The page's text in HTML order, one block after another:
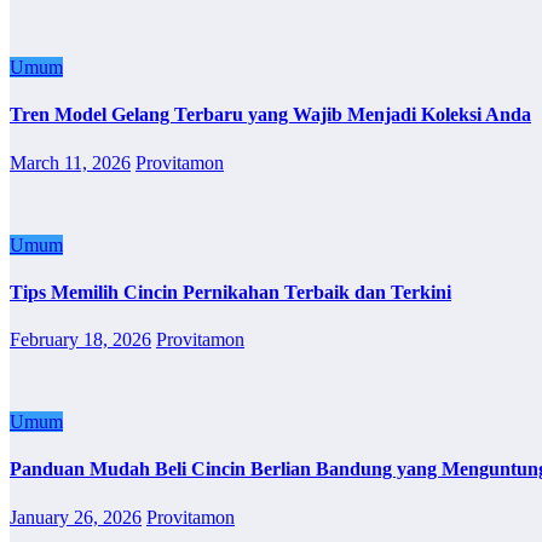
Umum
Tren Model Gelang Terbaru yang Wajib Menjadi Koleksi Anda
March 11, 2026 Provitamon
Umum
Tips Memilih Cincin Pernikahan Terbaik dan Terkini
February 18, 2026 Provitamon
Umum
Panduan Mudah Beli Cincin Berlian Bandung yang
January 26, 2026 Provitamon